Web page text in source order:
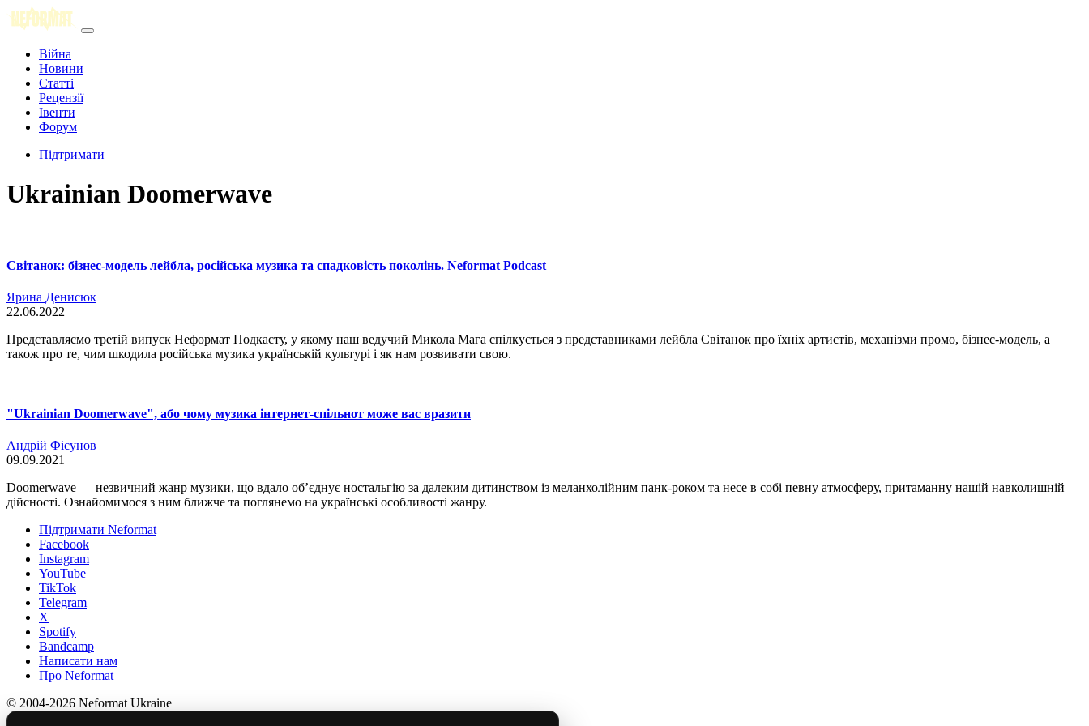
Війна
Новини
Статті
Рецензії
Івенти
Форум
Підтримати
Ukrainian Doomerwave
Світанок: бізнес-модель лейбла, російська музика та спадковість поколінь. Neformat Podcast
Ярина Денисюк
22.06.2022
Представляємо третій випуск Неформат Подкасту, у якому наш ведучий Микола Мага спілкується з представниками лейбла Світанок про їхніх артистів, механізми промо, бізнес-модель, а
також про те, чим шкодила російська музика українській культурі і як нам розвивати свою.
"Ukrainian Doomerwave", або чому музика інтернет-спільнот може вас вразити
Андрій Фісунов
09.09.2021
Doomerwave — незвичний жанр музики, що вдало об’єднує ностальгію за далеким дитинством із меланхолійним панк-роком та несе в собі певну атмосферу, притаманну нашій навколишній
дійсності. Ознайомимося з ним ближче та поглянемо на українські особливості жанру.
Підтримати Neformat
Facebook
Instagram
YouTube
TikTok
Telegram
X
Spotify
Bandcamp
Написати нам
Про Neformat
© 2004-2026 Neformat Ukraine